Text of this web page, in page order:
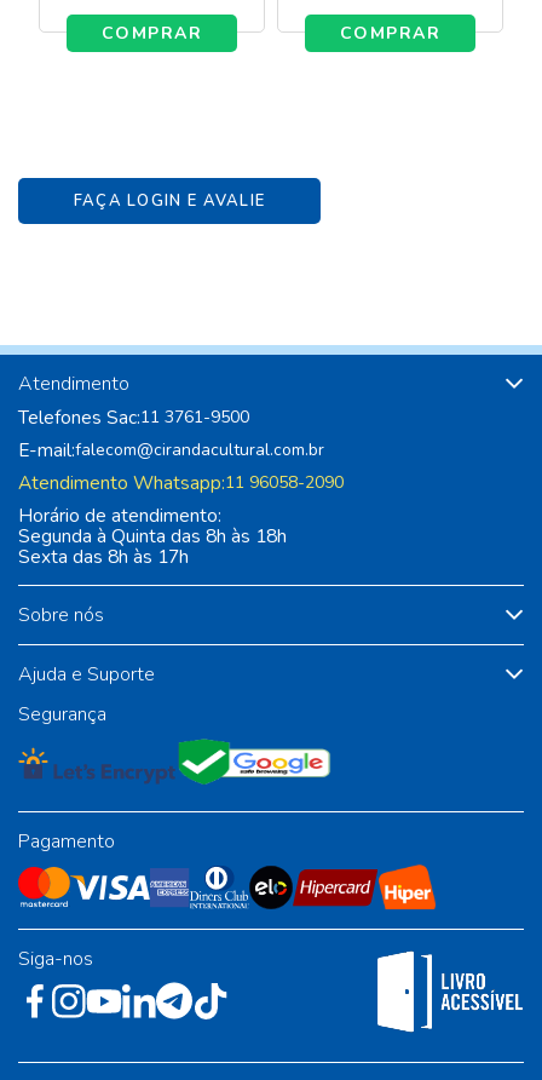
COMPRAR COMPRAR
FAÇA LOGIN E AVALIE
Sobre nós
Ajuda e Suporte
Atendimento
Telefones Sac:11 3761-9500
E-mail:falecom@cirandacultural.com.br
Atendimento Whatsapp:11 96058-2090
Horário de atendimento:
Segunda à Quinta das 8h às 18h
Sexta das 8h às 17h
Segurança
Pagamento
Siga-nos